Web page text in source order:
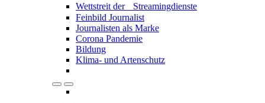
Wettstreit der Streamingdienste
Feinbild Journalist
Journalisten als Marke
Corona Pandemie
Bildung
Klima- und Artenschutz